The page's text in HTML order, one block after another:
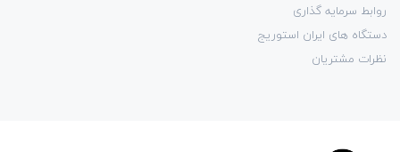
روابط سرمایه گذاری
دستگاه های ایران استوریج
نظرات مشتریان